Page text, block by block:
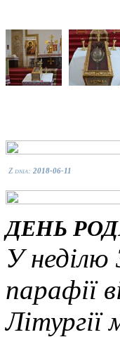
Z dnia: 2018-06-11
ДЕНЬ
У неділю
парафії
Літургії